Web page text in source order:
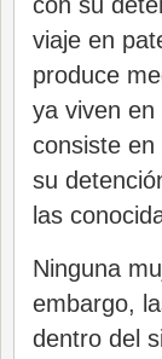
viaje en
produce
ya viven
consiste
su
las
Ninguna
embargo,
dentro del